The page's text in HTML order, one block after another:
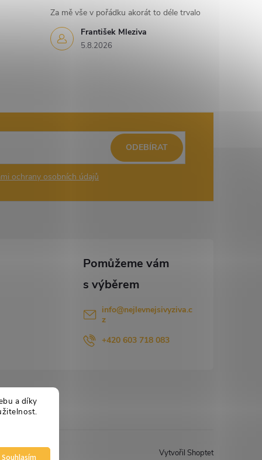
a díky
Souhlasím
František Mleziva
5.8.2026
Za mě vše v pořádku akorát to déle trvalo
ochrany osobních údajů
ODEBÍRAT
info@nejlevnejsivyziva.c
z
+420 603 718 083
Vytvořil Shoptet